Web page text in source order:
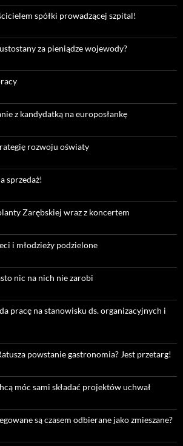
spółki prowadzącej szpital!
za pieniądze wojewody?
z kandydatką na europosłankę
rozwoju oświaty
sprzedaż!
Zarębskiej wraz z koncertem
i młodzieży podzielone
nic na nich nie zarobi
pracę na stanowisku ds. organizacyjnych i
powstanie gastronomia? Jest przetarg!
móc sami składać projektów uchwał
są czasem odbierane jako zmieszane?